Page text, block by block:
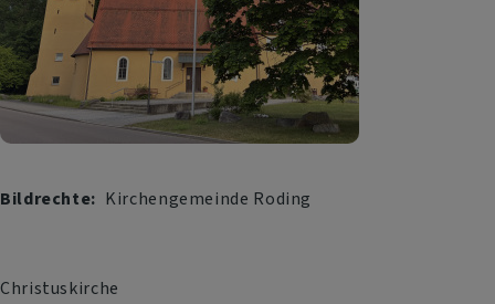
Bildrechte Kirchengemeinde Roding
Christuskirche